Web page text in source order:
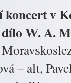
koncert v
W. A.
– alt,